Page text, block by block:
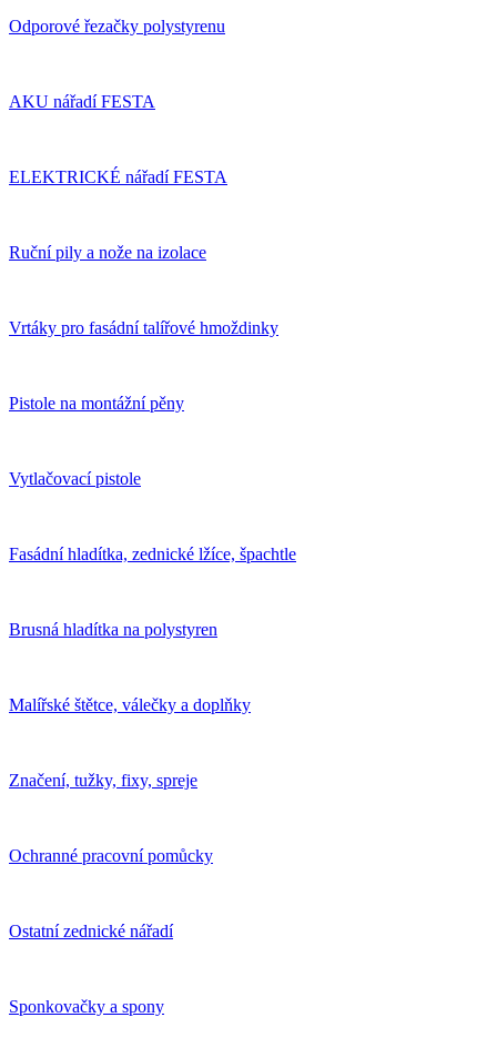
Odporové řezačky polystyrenu
AKU nářadí FESTA
ELEKTRICKÉ nářadí FESTA
Ruční pily a nože na izolace
Vrtáky pro fasádní talířové hmoždinky
Pistole na montážní pěny
Vytlačovací pistole
Fasádní hladítka, zednické lžíce, špachtle
Brusná hladítka na polystyren
Malířské štětce, válečky a doplňky
Značení, tužky, fixy, spreje
Ochranné pracovní pomůcky
Ostatní zednické nářadí
Sponkovačky a spony